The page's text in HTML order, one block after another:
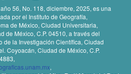
año 56, No. 118, diciembre, 2025, es una
por el Instituto de Geografía,
de México, Ciudad Universitaria,
de México, C.P. 04510, a través del
de la Investigación Científica, Ciudad
Coyoacán, Ciudad de México, C.P.
,